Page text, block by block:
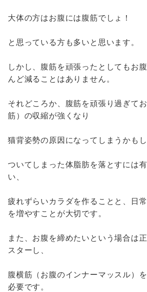
大体の方はお腹には腹筋でしょ！
と思っている方も多いと思います。
しかし、腹筋を頑張ったとしてもお
んど減ることはありません。
それどころか、腹筋を頑張り過ぎて
筋）の収縮が強くなり
猫背姿勢の原因になってしまうかもし
ついてしまった体脂肪を落とすには
い、
疲れずらいカラダを作ることと、日
を増やすことが大切です。
また、お腹を締めたいという場合は
スターし、
腹横筋（お腹のインナーマッスル）
必要です。